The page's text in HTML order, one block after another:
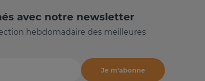
avec notre newsletter
hebdomadaire des meilleures
Je m'abonne